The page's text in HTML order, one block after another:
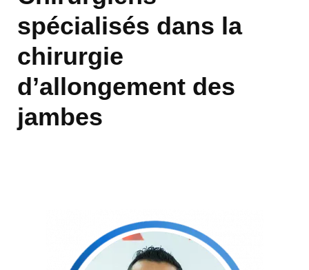
spécialisés dans la
chirurgie
d’allongement des
jambes